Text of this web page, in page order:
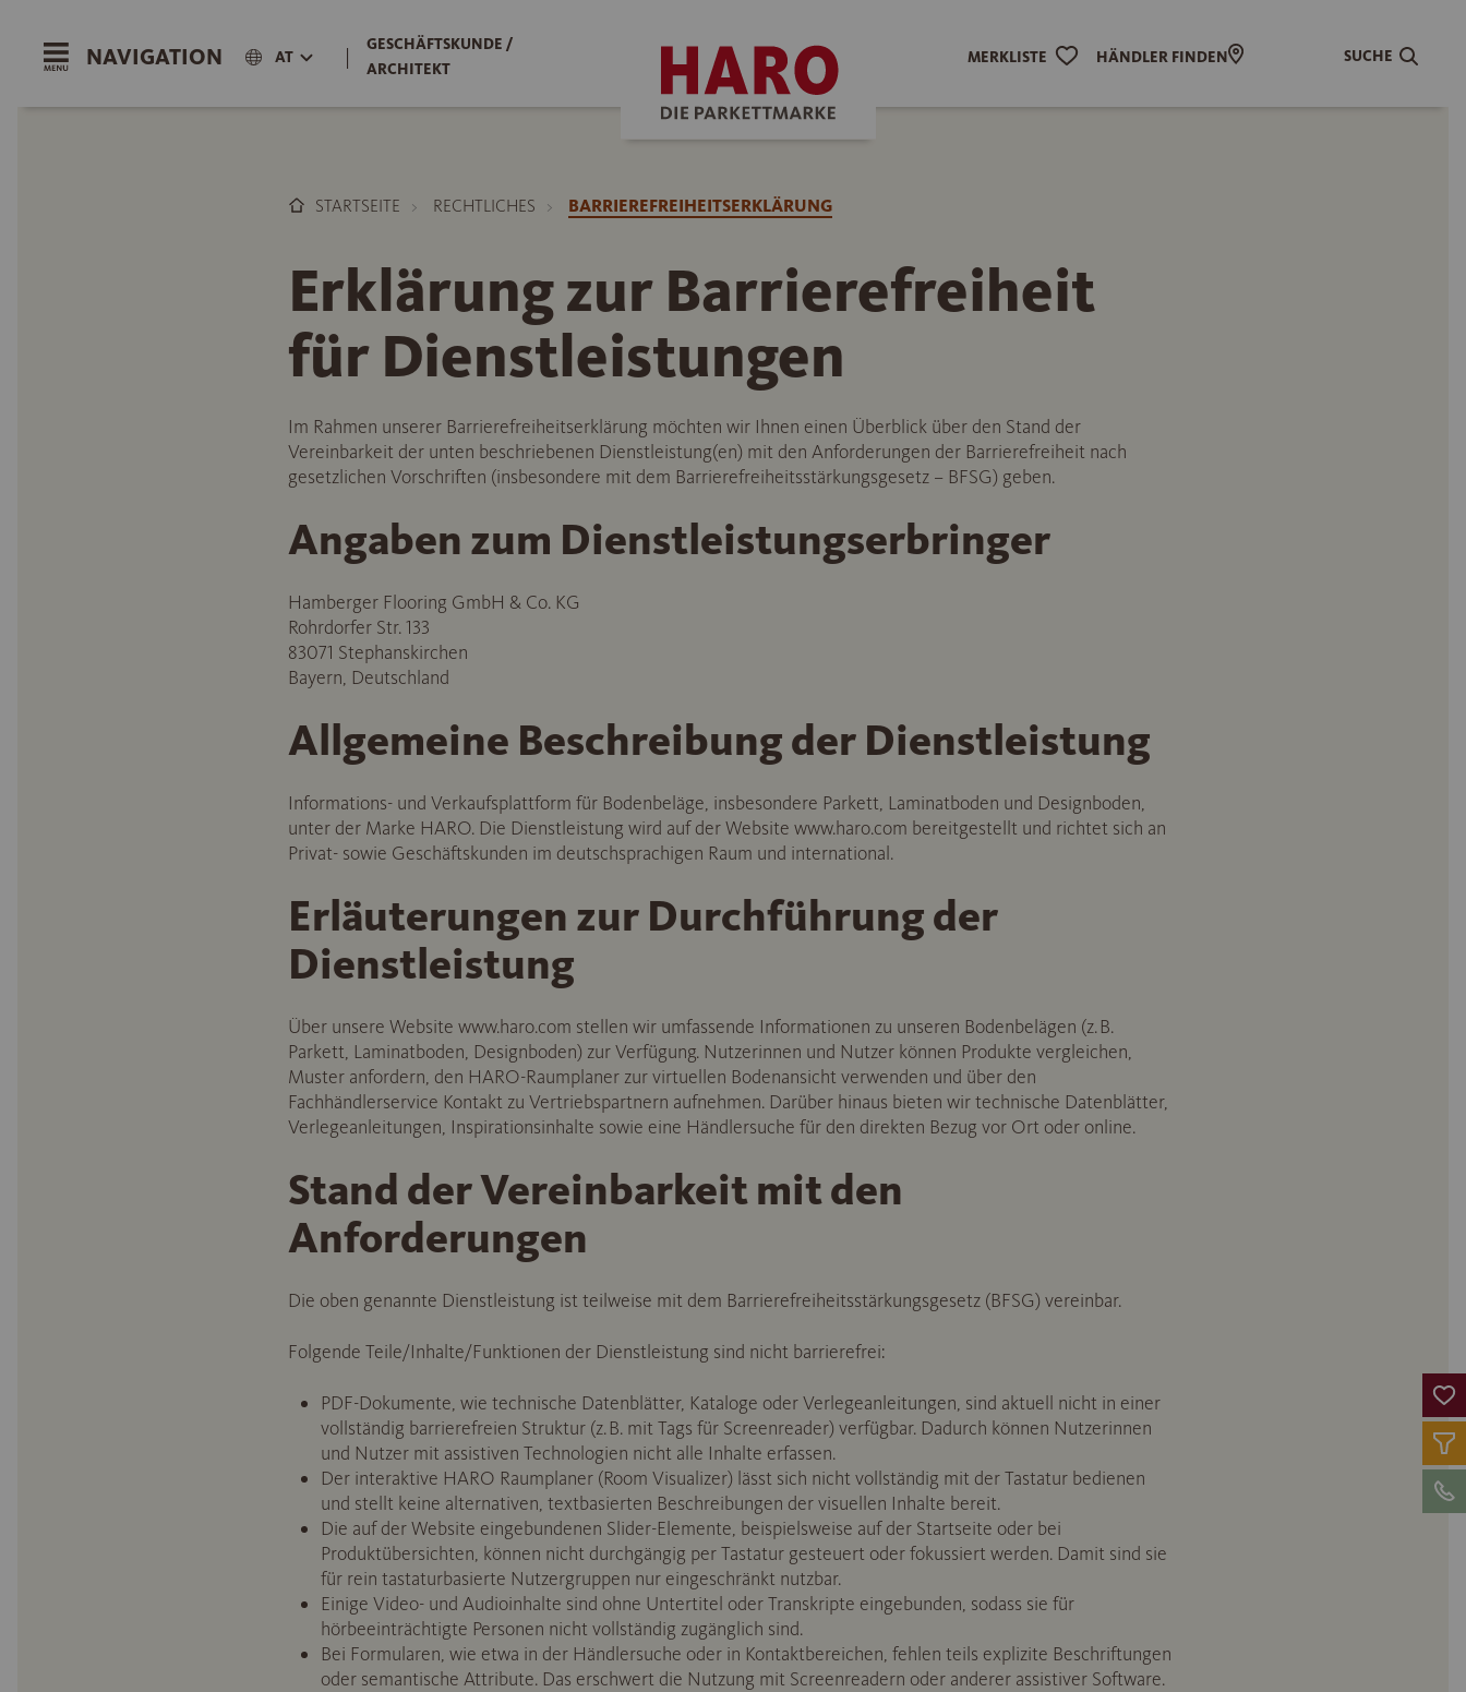
NAVIGATION AT |
GESCHÄFTSKUNDE /
ARCHITEKT
MERKLISTE HÄNDLER FINDEN SUCHE
STARTSEITE RECHTLICHES BARRIEREFREIHEITSERKLÄRUNG
Erklärung zur Barrierefreiheit
für Dienstleistungen
Im Rahmen unserer Barrierefreiheitserklärung möchten wir Ihnen einen Überblick über den Stand der
Vereinbarkeit der unten beschriebenen Dienstleistung(en) mit den Anforderungen der Barrierefreiheit nach
gesetzlichen Vorschriften (insbesondere mit dem Barrierefreiheitsstärkungsgesetz – BFSG) geben.
Angaben zum Dienstleistungserbringer
Hamberger Flooring GmbH & Co. KG
Rohrdorfer Str. 133
83071 Stephanskirchen
Bayern, Deutschland
Allgemeine Beschreibung der Dienstleistung
Informations- und Verkaufsplattform für Bodenbeläge, insbesondere Parkett, Laminatboden und Designboden,
unter der Marke HARO. Die Dienstleistung wird auf der Website www.haro.com bereitgestellt und richtet sich an
Privat- sowie Geschäftskunden im deutschsprachigen Raum und international.
Erläuterungen zur Durchführung der
Dienstleistung
Über unsere Website www.haro.com stellen wir umfassende Informationen zu unseren Bodenbelägen (z. B.
Parkett, Laminatboden, Designboden) zur Verfügung. Nutzerinnen und Nutzer können Produkte vergleichen,
Muster anfordern, den HARO-Raumplaner zur virtuellen Bodenansicht verwenden und über den
Fachhändlerservice Kontakt zu Vertriebspartnern aufnehmen. Darüber hinaus bieten wir technische Datenblätter,
Verlegeanleitungen, Inspirationsinhalte sowie eine Händlersuche für den direkten Bezug vor Ort oder online.
Stand der Vereinbarkeit mit den
Anforderungen
Die oben genannte Dienstleistung ist teilweise mit dem Barrierefreiheitsstärkungsgesetz (BFSG) vereinbar.
Folgende Teile/Inhalte/Funktionen der Dienstleistung sind nicht barrierefrei:
PDF-Dokumente, wie technische Datenblätter, Kataloge oder Verlegeanleitungen, sind aktuell nicht in einer
vollständig barrierefreien Struktur (z. B. mit Tags für Screenreader) verfügbar. Dadurch können Nutzerinnen
und Nutzer mit assistiven Technologien nicht alle Inhalte erfassen.
Der interaktive HARO Raumplaner (Room Visualizer) lässt sich nicht vollständig mit der Tastatur bedienen
und stellt keine alternativen, textbasierten Beschreibungen der visuellen Inhalte bereit.
Die auf der Website eingebundenen Slider-Elemente, beispielsweise auf der Startseite oder bei
Produktübersichten, können nicht durchgängig per Tastatur gesteuert oder fokussiert werden. Damit sind sie
für rein tastaturbasierte Nutzergruppen nur eingeschränkt nutzbar.
Einige Video- und Audioinhalte sind ohne Untertitel oder Transkripte eingebunden, sodass sie für
hörbeeinträchtigte Personen nicht vollständig zugänglich sind.
Bei Formularen, wie etwa in der Händlersuche oder in Kontaktbereichen, fehlen teils explizite Beschriftungen
oder semantische Attribute. Das erschwert die Nutzung mit Screenreadern oder anderer assistiver Software.